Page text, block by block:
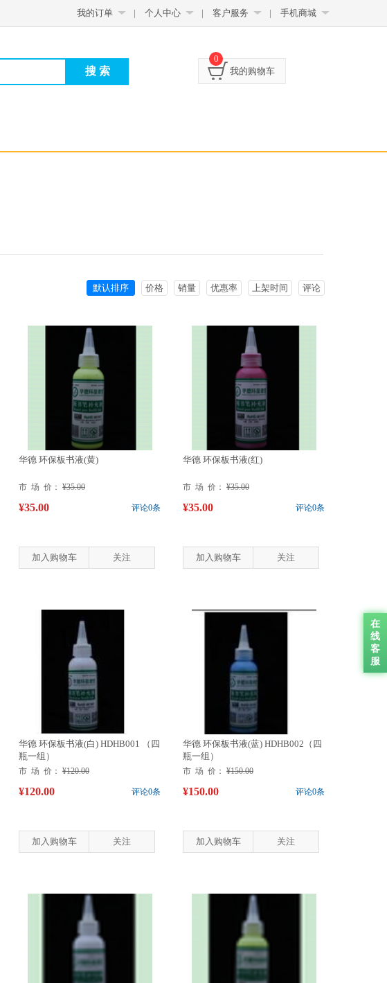
我的订单 | 个人中心 | 客户服务 | 手机商城
0
我的购物车
默认排序 价格 销量 优惠率 上架时间 评论
华德 环保板书液(黄)
市 场 价： ¥35.00
评论0条
¥35.00
加入购物车 关注
华德 环保板书液(红)
市 场 价： ¥35.00
评论0条
¥35.00
加入购物车 关注
华德 环保板书液(白) HDHB001 （四
瓶一组）
市 场 价： ¥120.00
评论0条
¥120.00
加入购物车 关注
华德 环保板书液(蓝) HDHB002（四
瓶一组）
市 场 价： ¥150.00
评论0条
¥150.00
加入购物车 关注
在
线
客
服